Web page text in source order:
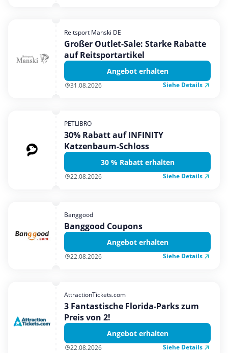
Urlaub & Reise
Reitsport Manski DE
Großer Outlet-Sale: Starke Rabatte
auf Reitsportartikel
Angebot erhalten
31.08.2026 Siehe Details
PETLIBRO
30% Rabatt auf INFINITY
Katzenbaum-Schloss
30 % Rabatt erhalten
22.08.2026 Siehe Details
Banggood
Banggood Coupons
Angebot erhalten
22.08.2026 Siehe Details
AttractionTickets.com
3 Fantastische Florida-Parks zum
Preis von 2!
Angebot erhalten
22.08.2026 Siehe Details